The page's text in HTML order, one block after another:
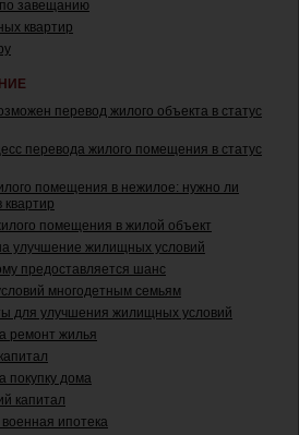
по завещанию
квартир
перевод жилого объекта в статус
перевода жилого помещения в статус
помещения в нежилое: нужно ли
квартир
помещения в жилой объект
улучшение жилищных условий
предоставляется шанс
многодетным семьям
для улучшения жилищных условий
ремонт жилья
покупку дома
капитал
ипотека